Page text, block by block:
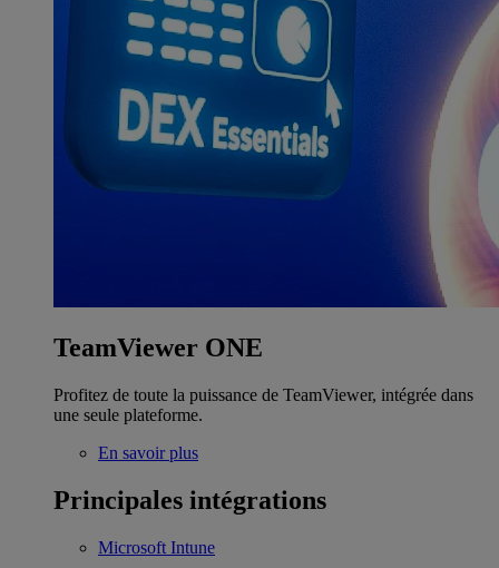
TeamViewer ONE
Profitez de toute la puissance de TeamViewer, intégrée dans
une seule plateforme.
En savoir plus
Principales intégrations
Microsoft Intune